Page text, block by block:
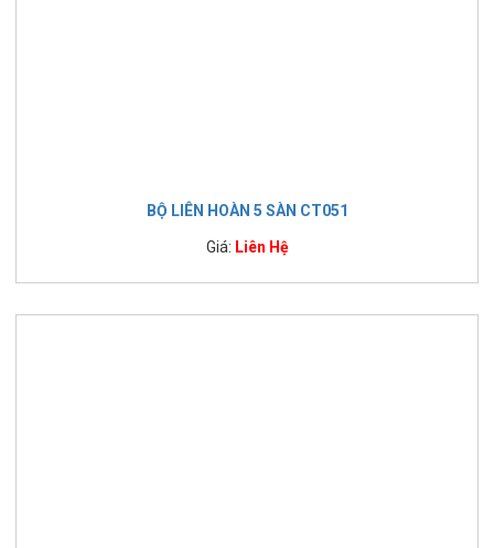
BỘ LIÊN HOÀN 5 SÀN CT051
Giá: Liên Hệ